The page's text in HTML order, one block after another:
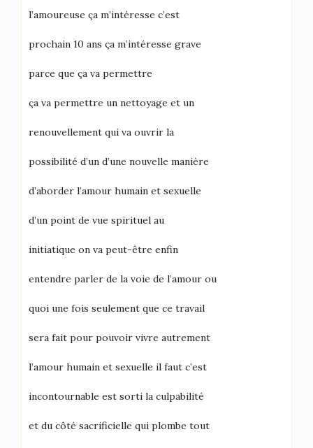
l’amoureuse ça m’intéresse c’est
prochain 10 ans ça m’intéresse grave
parce que ça va permettre
ça va permettre un nettoyage et un
renouvellement qui va ouvrir la
possibilité d’un d’une nouvelle manière
d’aborder l’amour humain et sexuelle
d’un point de vue spirituel au
initiatique on va peut-être enfin
entendre parler de la voie de l’amour ou
quoi une fois seulement que ce travail
sera fait pour pouvoir vivre autrement
l’amour humain et sexuelle il faut c’est
incontournable est sorti la culpabilité
et du côté sacrificielle qui plombe tout